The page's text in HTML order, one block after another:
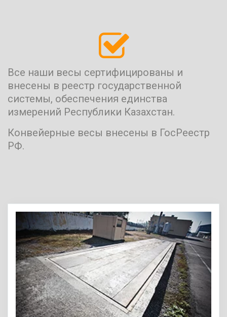
АВТОМОБИЛЬНЫЕ
Различные модификации и
решения для взвешивания всех
существующих типов грузовых
автомобилей.
Все наши весы сертифицированы и
внесены в реестр государственной
системы, обеспечения единства
измерений Республики Казахстан.
Конвейерные весы внесены в ГосРеестр
РФ.